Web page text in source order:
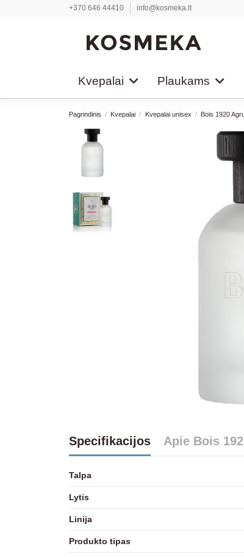
+370 646 44410 info@kosmeka.lt
Kvepalai Plaukams
Pagrindinis Kvepalai Kvepalai unisex Bois 1920
Specifikacijos Apie Bois
Talpa
Lytis
Linija
Produkto tipas